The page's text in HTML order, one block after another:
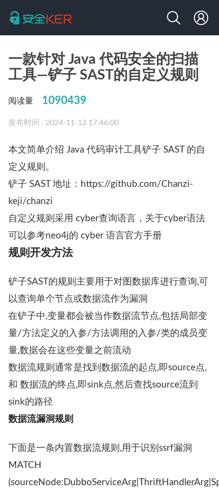
一款针对 Java 代码安全的扫描
工具—铲子 SAST的自定义规则
阅读量 1090439
发布时间 : 2024-11-12 17:46:00
本文简单介绍 Java 代码审计工具铲子 SAST 的自
定义规则。
铲子 SAST 地址：https://github.com/Chanzi-
keji/chanzi
自定义规则采用 cyber查询语言，关于cyber语法
可以参考neo4j的 cyber 语言官方手册
规则开发方法
铲子SAST的规则主要用于对图数据库进行查询,可
以查询单个节点或数据流作为漏洞
在铲子中,变量都会被当作数据流节点,包括局部变
量/方法定义的入参/方法调用的入参/类的成员变
量,数据会在这些变量之前流动
数据流规则通常是找到数据流的起点,即source点,
和 数据流的终点,即sink点,然后查找source流到
sink的路径
数据流漏洞规则
下面是一条内置数据流规则,用于识别ssrf漏洞
MATCH